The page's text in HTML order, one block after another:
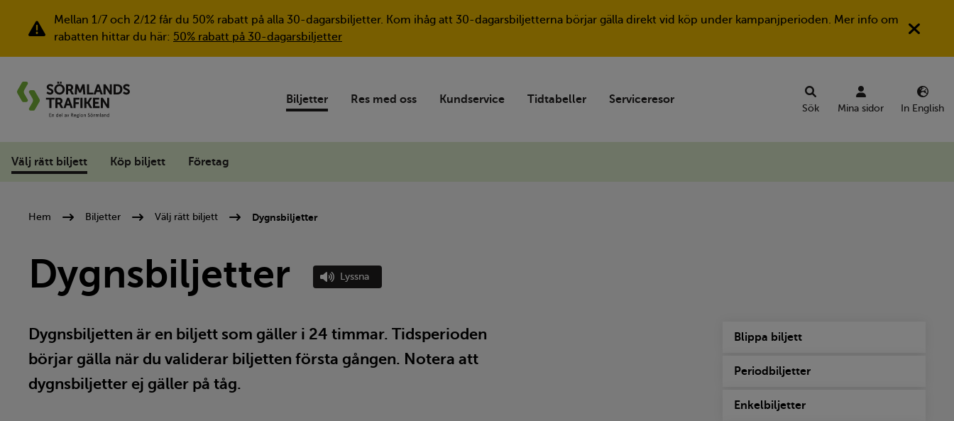
Viktig information
Mellan 1/7 och 2/12 får du 50% rabatt på alla 30-dagarsbiljetter. Kom ihåg att 30-dagarsbiljetterna börjar gälla direkt vid köp under kampanjperioden. Mer info om
rabatten hittar du här: 50% rabatt på 30-dagarsbiljetter
Biljetter
Välj rätt biljett Köp biljett Företag
Res med oss Kundservice Tidtabeller Serviceresor
Sök Mina sidor In English
Hem Biljetter Välj rätt biljett Dygnsbiljetter
Dygnsbiljetter Lyssna
Dygnsbiljetten är en biljett som gäller i 24 timmar. Tidsperioden
börjar gälla när du validerar biljetten första gången. Notera att
dygnsbiljetter ej gäller på tåg.
Blippa biljett
Periodbiljetter
Enkelbiljetter